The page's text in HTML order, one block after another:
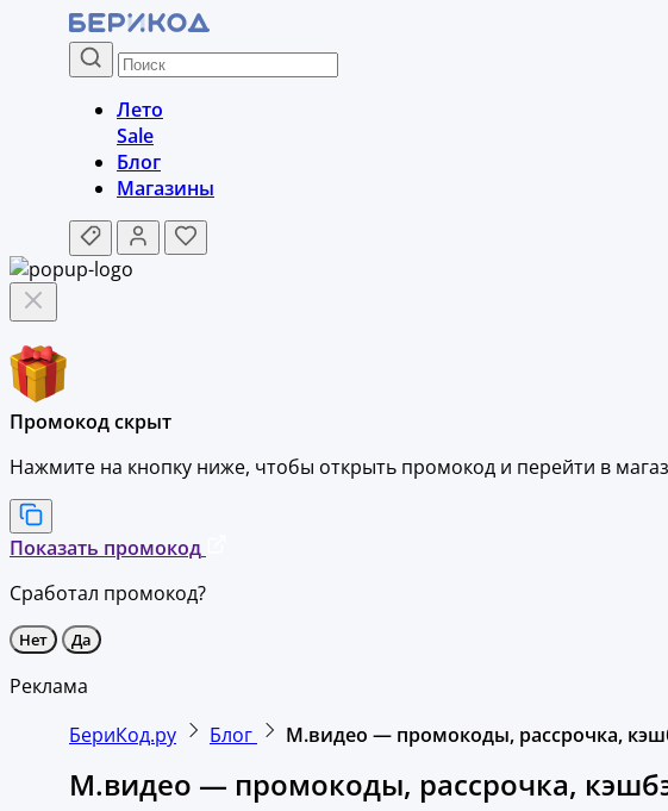
Лето
Sale
Блог
Магазины
Промокод скрыт
Нажмите на кнопку ниже, чтобы открыть промокод и перейти в
Показать промокод
Сработал промокод?
Нет Да
Реклама
БериКод.ру
Блог М.видео — промокоды, рассрочка,
М.видео — промокоды, рассрочка,